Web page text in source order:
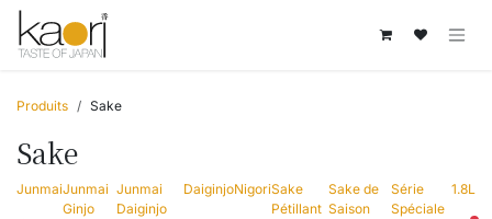
Se rendre au contenu
Produits Sake
Sake
JunmaiJunmai
Ginjo
Junmai
Daiginjo
DaiginjoNigoriSake
Pétillant
Sake de
Saison
Série
Spéciale
1.8L